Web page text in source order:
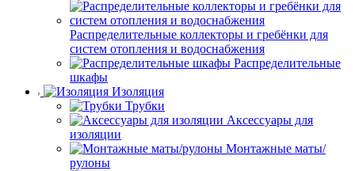
Распределительные коллекторы и гребёнки для
систем отопления и водоснабжения
Распределительные
шкафы
Изоляция
Трубки
Аксессуары для
изоляции
Монтажные маты/
рулоны